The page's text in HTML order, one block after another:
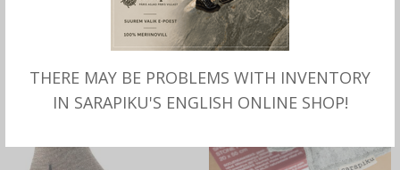
THERE MAY BE PROBLEMS WITH INVENTORY
IN SARAPIKU'S ENGLISH ONLINE SHOP!